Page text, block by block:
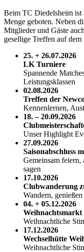
Beim TC Diedelsheim ist
Menge geboten. Neben
Mitglieder und Gäste
gesellige Treffen auf dem
25. + 26.07.2026
LK Turniere
Spannende
Leistungsklassen
02.08.2026
Treffen der
Kennenlernen,
18. – 20.09.2026
Unser Highlight
27.09.2026
Saisonabschluss
Gemeinsam feiern,
sagen
17.10.2026
Clubwanderung
Wandern,
04. + 05.12.2026
Weihnachtsmarkt
Weihnachtliche
17.12.2026
Wechselhütte
Weihnachtliche